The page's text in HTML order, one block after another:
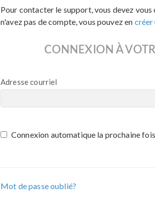
Pour contacter le support, vous devez
n'avez pas de compte, vous pouvez en créer
CONNEXION À
Adresse courriel
Connexion automatique la prochaine fois
Mot de passe oublié?